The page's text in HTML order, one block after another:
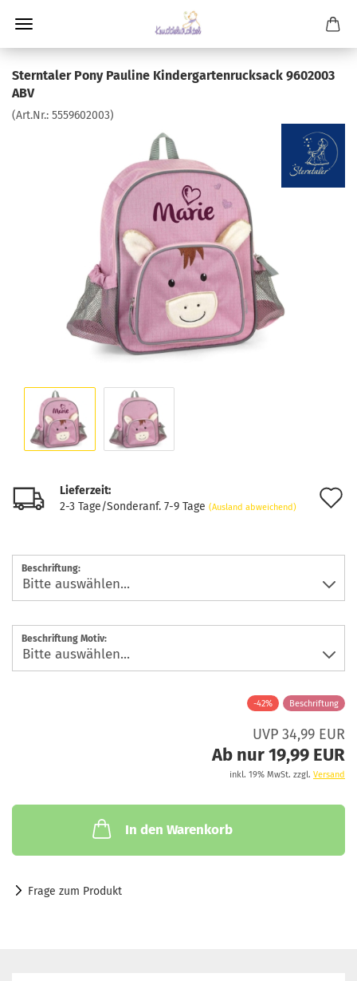
Sterntaler Pony Pauline Kindergartenrucksack 9602003
ABV
(Art.Nr.: 5559602003)
Lieferzeit:
2-3 Tage/Sonderanf. 7-9 Tage (Ausland abweichend)
Beschriftung:
Beschriftung Motiv:
-42% Beschriftung
UVP 34,99 EUR
Ab nur 19,99 EUR
inkl. 19% MwSt. zzgl. Versand
In den Warenkorb
Frage zum Produkt